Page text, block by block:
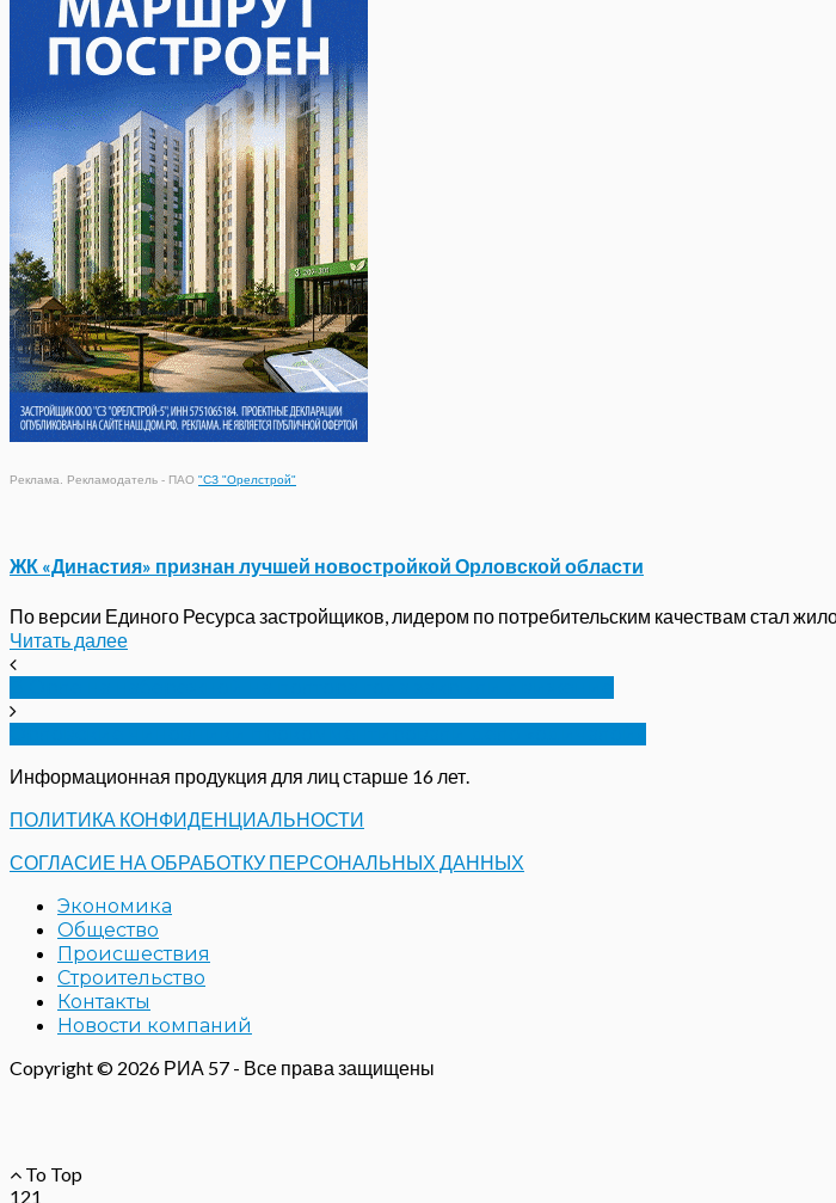
Реклама. Рекламодатель - ПАО "СЗ "Орелстрой"
ЖК «Династия» признан лучшей новостройкой Орловской области
По версии Единого Ресурса застройщиков, лидером по потребительским качествам стал
Читать далее
Информационная продукция для лиц старше 16 лет.
ПОЛИТИКА КОНФИДЕНЦИАЛЬНОСТИ
СОГЛАСИЕ НА ОБРАБОТКУ ПЕРСОНАЛЬНЫХ ДАННЫХ
Экономика
Общество
Происшествия
Строительство
Контакты
Новости компаний
Copyright © 2026 РИА 57 - Все права защищены
To Top
121